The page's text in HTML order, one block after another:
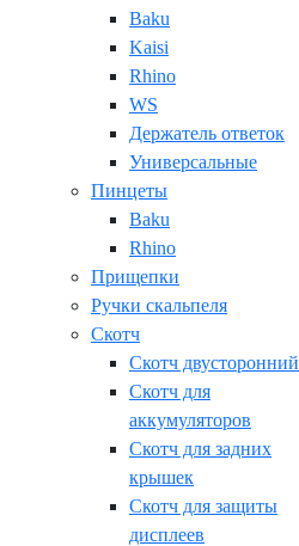
Baku
Kaisi
Rhino
WS
Держатель ответок
Универсальные
Пинцеты
Baku
Rhino
Прищепки
Ручки скальпеля
Скотч
Скотч двусторонний
Скотч для
аккумуляторов
Скотч для задних
крышек
Скотч для защиты
дисплеев